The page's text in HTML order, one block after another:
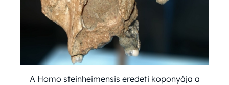
A Homo steinheimensis eredeti koponyája a